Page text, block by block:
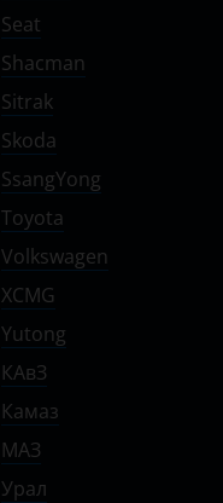
Seat
Shacman
Sitrak
Skoda
SsangYong
Toyota
Volkswagen
XCMG
Yutong
КАвЗ
Камаз
МАЗ
Урал